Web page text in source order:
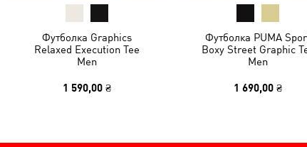
Футболка Graphics
Relaxed Execution Tee
Men
1 590,00 ₴
Футболка PUMA
Boxy Street Graphic
Men
1 690,00 ₴